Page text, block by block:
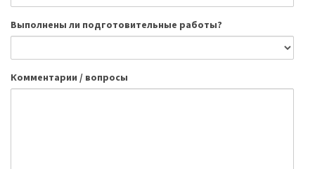
Выполнены ли подготовительные работы?
Комментарии / вопросы